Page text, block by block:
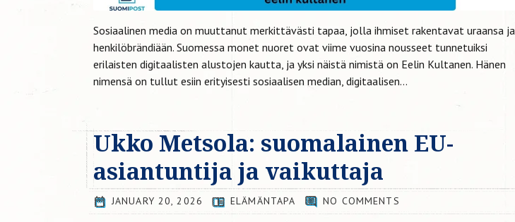
Sosiaalinen media on muuttanut merkittävästi tapaa, jolla ihmiset rakentavat uraansa ja
henkilöbrändiään. Suomessa monet nuoret ovat viime vuosina nousseet tunnetuiksi
erilaisten digitaalisten alustojen kautta, ja yksi näistä nimistä on Eelin Kultanen. Hänen
nimensä on tullut esiin erityisesti sosiaalisen median, digitaalisen...
Ukko Metsola: suomalainen EU-
asiantuntija ja vaikuttaja
JANUARY 20, 2026 ELÄMÄNTAPA NO COMMENTS